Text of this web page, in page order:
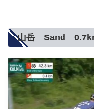
山岳 Sand